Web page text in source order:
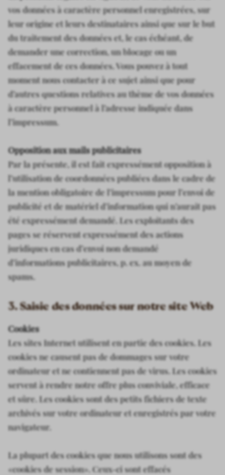
vos données à caractère personnel enregistrées, sur
leur origine et leurs destinataires ainsi que sur le but
du traitement des données et, le cas échéant, de
demander une correction, un blocage ou un
effacement de ces données. Vous pouvez à tout
moment nous contacter à ce sujet ainsi que pour
d’autres questions relatives au thème de vos données
à caractère personnel à l’adresse indiquée dans
l’impressum.
Opposition aux mails publicitaires
Par la présente, il est fait expressément opposition à
l’utilisation de coordonnées publiées dans le cadre de
la mention obligatoire de l’impressum pour l’envoi de
publicité et de matériel d’information qui n’aurait pas
été expressément demandé. Les exploitants des
pages se réservent expressément des actions
juridiques en cas d’envoi non demandé
d’informations publicitaires, p. ex. au moyen de
spams.
3. Saisie des données sur notre site Web
Cookies
Les sites Internet utilisent en partie des cookies. Les
cookies ne causent pas de dommages sur votre
ordinateur et ne contiennent pas de virus. Les cookies
servent à rendre notre offre plus conviviale, efficace
et sûre. Les cookies sont des petits fichiers de texte
archivés sur votre ordinateur et enregistrés par votre
navigateur.
La plupart des cookies que nous utilisons sont des
«cookies de session». Ceux-ci sont effacés